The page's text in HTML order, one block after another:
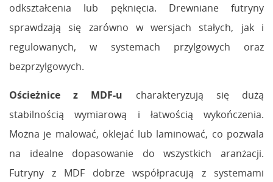
odkształcenia lub pęknięcia. Drewniane futryny
sprawdzają się zarówno w wersjach stałych, jak i
regulowanych, w systemach przylgowych oraz
bezprzylgowych.
Ościeżnice z MDF-u charakteryzują się dużą
stabilnością wymiarową i łatwością wykończenia.
Można je malować, oklejać lub laminować, co pozwala
na idealne dopasowanie do wszystkich aranżacji.
Futryny z MDF dobrze współpracują z systemami